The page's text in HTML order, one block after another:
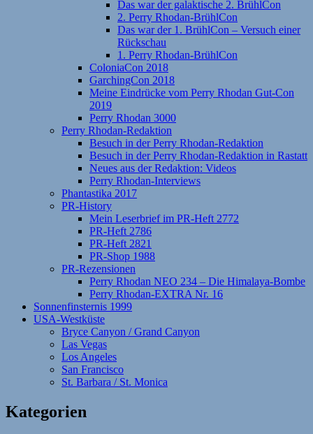
Das war der galaktische 2. BrühlCon
2. Perry Rhodan-BrühlCon
Das war der 1. BrühlCon – Versuch einer
Rückschau
1. Perry Rhodan-BrühlCon
ColoniaCon 2018
GarchingCon 2018
Meine Eindrücke vom Perry Rhodan Gut-Con
2019
Perry Rhodan 3000
Perry Rhodan-Redaktion
Besuch in der Perry Rhodan-Redaktion
Besuch in der Perry Rhodan-Redaktion in Rastatt
Neues aus der Redaktion: Videos
Perry Rhodan-Interviews
Phantastika 2017
PR-History
Mein Leserbrief im PR-Heft 2772
PR-Heft 2786
PR-Heft 2821
PR-Shop 1988
PR-Rezensionen
Perry Rhodan NEO 234 – Die Himalaya-Bombe
Perry Rhodan-EXTRA Nr. 16
Sonnenfinsternis 1999
USA-Westküste
Bryce Canyon / Grand Canyon
Las Vegas
Los Angeles
San Francisco
St. Barbara / St. Monica
Kategorien